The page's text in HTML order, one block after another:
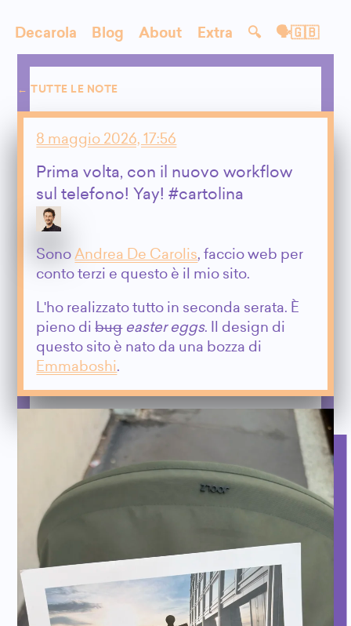
Decarola Blog About Extra 🔍 🗣🇬🇧
← TUTTE LE NOTE
8 maggio 2026, 17:56
Prima volta, con il nuovo workflow
sul telefono! Yay! #cartolina
SonoAndrea De Carolis, faccio web per
conto terzi e questo è il mio sito.
L'ho realizzato tutto in seconda serata. È
pieno dibug easter eggs. Il design di
questo sito è nato da una bozza di
Emmaboshi.